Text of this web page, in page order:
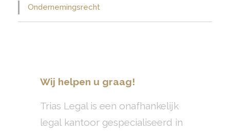
Ondernemingsrecht
Wij helpen u graag!
Trias Legal is een onafhankelijk
legal kantoor gespecialiseerd in